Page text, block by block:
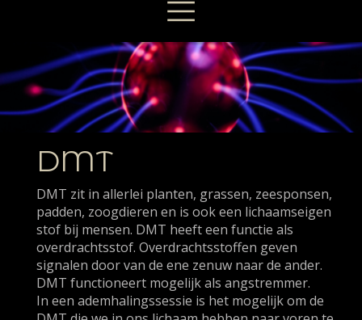
DMT
DMT zit in allerlei planten, grassen, zeesponsen,
padden, zoogdieren en is ook een lichaamseigen
stof bij mensen. DMT heeft een functie als
overdrachtsstof. Overdrachtsstoffen geven
signalen door van de ene zenuw naar de ander.
DMT functioneert mogelijk als angstremmer.
In een ademhalingssessie is het mogelijk om de